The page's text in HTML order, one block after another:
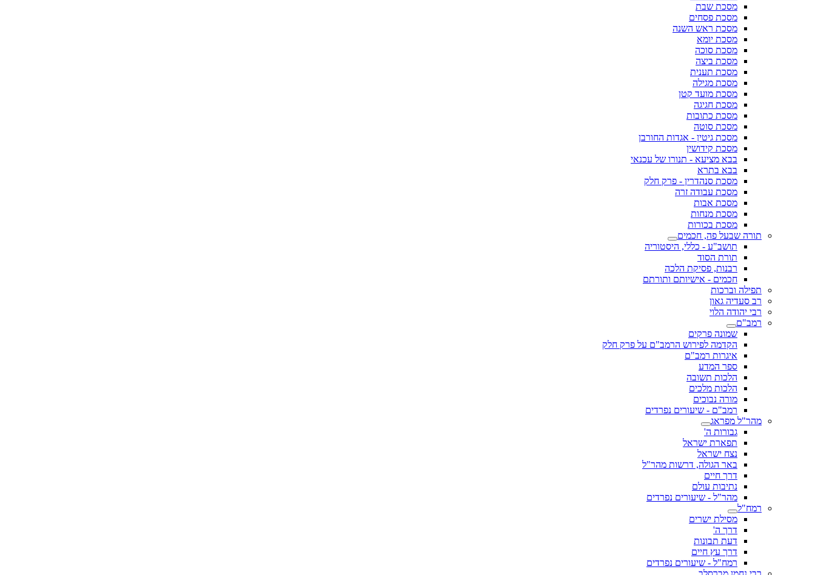
מסכת שבת
מסכת פסחים
מסכת ראש השנה
מסכת יומא
מסכת סוכה
מסכת ביצה
מסכת תענית
מסכת מגילה
מסכת מועד קטן
מסכת חגיגה
מסכת כתובות
מסכת סוטה
מסכת גיטין - אגדות החורבן
מסכת קידושין
בבא מציעא - תנורו של עכנאי
בבא בתרא
מסכת סנהדרין - פרק חלק
מסכת עבודה זרה
מסכת אבות
מסכת מנחות
מסכת בכורות
תורה שבעל פה, חכמים
תושב"ע - כללי, היסטוריה
תורת הסוד
רבנות, פסיקת הלכה
חכמים - אישיותם ותורתם
תפילה וברכות
רב סעדיה גאון
רבי יהודה הלוי
רמב"ם
שמונה פרקים
הקדמה לפירוש הרמב"ם על פרק חלק
איגרות רמב"ם
ספר המדע
הלכות תשובה
הלכות מלכים
מורה נבוכים
רמב"ם - שיעורים נפרדים
מהר"ל מפראג
גבורות ה'
תפארת ישראל
נצח ישראל
באר הגולה, דרשות מהר"ל
דרך חיים
נתיבות עולם
מהר"ל - שיעורים נפרדים
רמח"ל
מסילת ישרים
דרך ה'
דעת תבונות
דרך עץ חיים
רמח"ל - שיעורים נפרדים